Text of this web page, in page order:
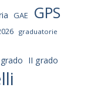
GAE GPS
graduatorie
II grado